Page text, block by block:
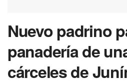
Nuevo padrino
panadería de
cárceles de